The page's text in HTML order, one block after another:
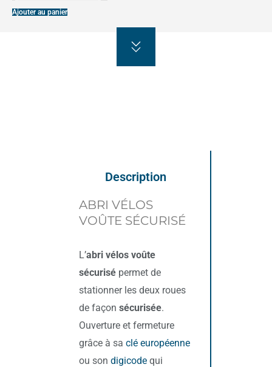
Ajouter au panier
Description
ABRI VÉLOS
VOÛTE SÉCURISÉ
L’abri vélos voûte
sécurisé permet de
stationner les deux roues
de façon sécurisée.
Ouverture et fermeture
grâce à sa clé européenne
ou son digicode qui